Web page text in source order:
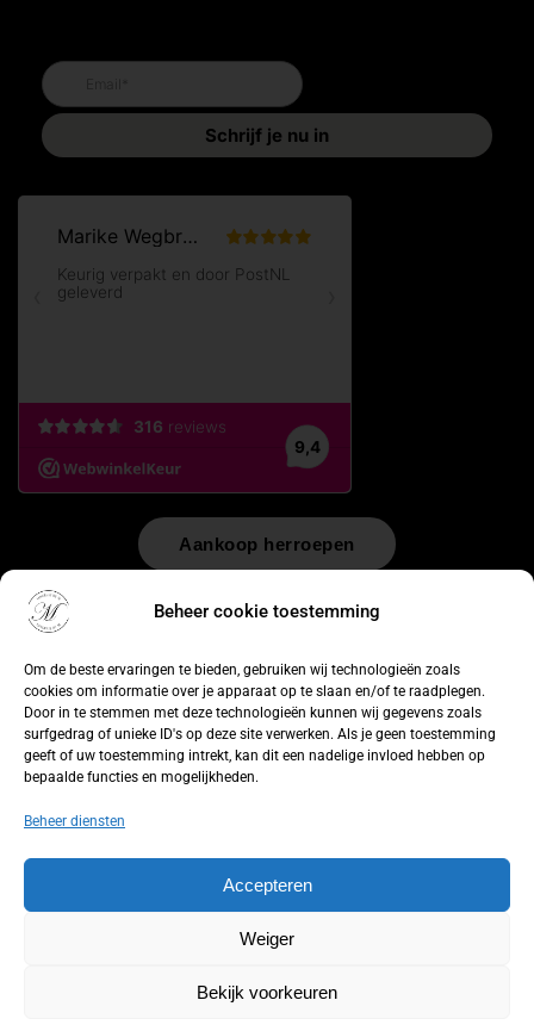
Beheer cookie toestemming
Om de beste ervaringen te bieden, gebruiken wij technologieën zoals
cookies om informatie over je apparaat op te slaan en/of te raadplegen.
Door in te stemmen met deze technologieën kunnen wij gegevens zoals
surfgedrag of unieke ID's op deze site verwerken. Als je geen toestemming
geeft of uw toestemming intrekt, kan dit een nadelige invloed hebben op
bepaalde functies en mogelijkheden.
Beheer diensten
Accepteren
Weiger
Bekijk voorkeuren
Aankoop herroepen
© 2026 by WebUnlimited–Algemene voorwaarden